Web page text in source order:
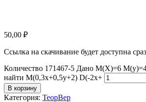
50,00 ₽
Ссылка на скачивание будет доступна
Количество 171467-5 Дано М(Х)=6
найти М(0,3х+0,5у+2) D(-2x+
В корзину
Категория: ТеорВер